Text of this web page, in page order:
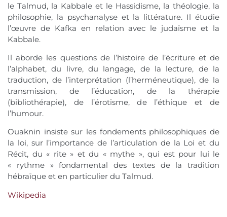
le Talmud, la Kabbale et le Hassidisme, la théologie, la
philosophie, la psychanalyse et la littérature. Il étudie
l’œuvre de Kafka en relation avec le judaïsme et la
Kabbale.
Il aborde les questions de l’histoire de l’écriture et de
l’alphabet, du livre, du langage, de la lecture, de la
traduction, de l’interprétation (l’herméneutique), de la
transmission, de l’éducation, de la thérapie
(bibliothérapie), de l’érotisme, de l’éthique et de
l’humour.
Ouaknin insiste sur les fondements philosophiques de
la loi, sur l’importance de l’articulation de la Loi et du
Récit, du « rite » et du « mythe », qui est pour lui le
« rythme » fondamental des textes de la tradition
hébraïque et en particulier du Talmud.
Wikipedia